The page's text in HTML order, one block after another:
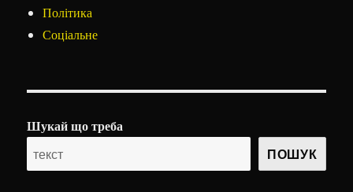
Політика
Соціальне
Шукай що треба
ПОШУК